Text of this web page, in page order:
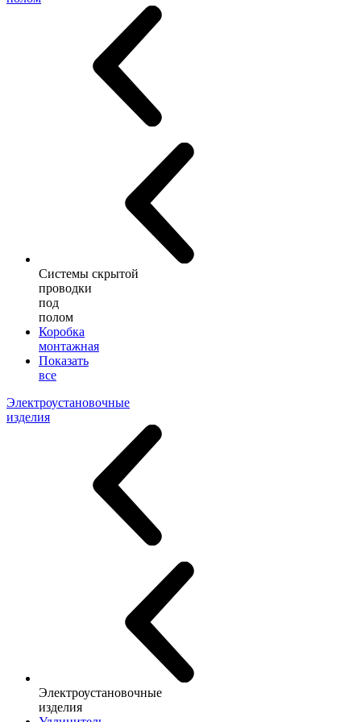
Системы скрытой
проводки
под
полом
Коробка
монтажная
Показать
все
Электроустановочные
изделия
Электроустановочные
изделия